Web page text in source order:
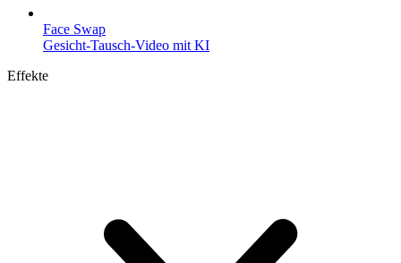
Face Swap
Gesicht-Tausch-Video mit KI
Effekte